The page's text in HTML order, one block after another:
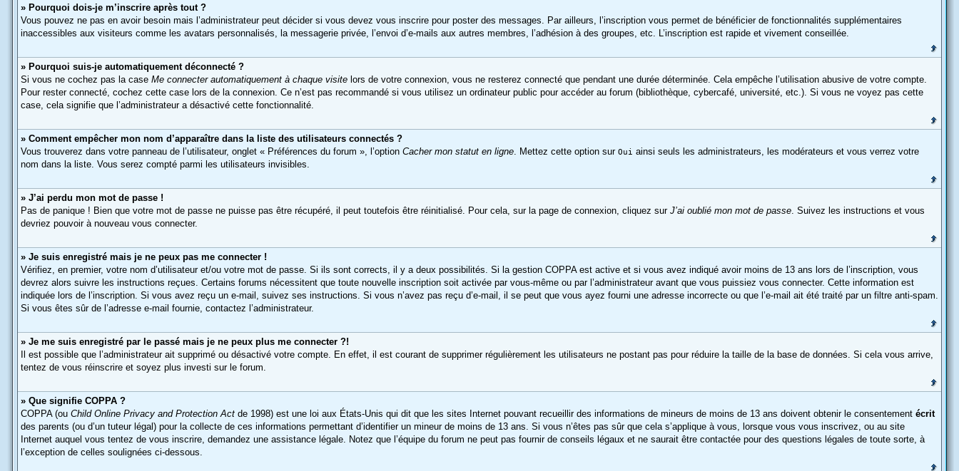
» Pourquoi dois-je m’inscrire après tout ?
Vous pouvez ne pas en avoir besoin mais l’administrateur peut décider si vous devez vous inscrire pour poster des messages. Par ailleurs, l’inscription vous permet de bénéficier de fonctionnalités supplémentaires
inaccessibles aux visiteurs comme les avatars personnalisés, la messagerie privée, l’envoi d’e-mails aux autres membres, l’adhésion à des groupes, etc. L’inscription est rapide et vivement conseillée.
» Pourquoi suis-je automatiquement déconnecté ?
Si vous ne cochez pas la case Me connecter automatiquement à chaque visite lors de votre connexion, vous ne resterez connecté que pendant une durée déterminée. Cela empêche l’utilisation abusive de votre compte.
Pour rester connecté, cochez cette case lors de la connexion. Ce n’est pas recommandé si vous utilisez un ordinateur public pour accéder au forum (bibliothèque, cybercafé, université, etc.). Si vous ne voyez pas cette
case, cela signifie que l’administrateur a désactivé cette fonctionnalité.
» Comment empêcher mon nom d’apparaître dans la liste des utilisateurs connectés ?
Vous trouverez dans votre panneau de l’utilisateur, onglet « Préférences du forum », l’option Cacher mon statut en ligne. Mettez cette option sur Oui ainsi seuls les administrateurs, les modérateurs et vous verrez votre
nom dans la liste. Vous serez compté parmi les utilisateurs invisibles.
» J’ai perdu mon mot de passe !
Pas de panique ! Bien que votre mot de passe ne puisse pas être récupéré, il peut toutefois être réinitialisé. Pour cela, sur la page de connexion, cliquez sur J’ai oublié mon mot de passe. Suivez les instructions et vous
devriez pouvoir à nouveau vous connecter.
» Je suis enregistré mais je ne peux pas me connecter !
Vérifiez, en premier, votre nom d’utilisateur et/ou votre mot de passe. Si ils sont corrects, il y a deux possibilités. Si la gestion COPPA est active et si vous avez indiqué avoir moins de 13 ans lors de l’inscription, vous
devrez alors suivre les instructions reçues. Certains forums nécessitent que toute nouvelle inscription soit activée par vous-même ou par l’administrateur avant que vous puissiez vous connecter. Cette information est
indiquée lors de l’inscription. Si vous avez reçu un e-mail, suivez ses instructions. Si vous n’avez pas reçu d’e-mail, il se peut que vous ayez fourni une adresse incorrecte ou que l’e-mail ait été traité par un filtre anti-spam.
Si vous êtes sûr de l’adresse e-mail fournie, contactez l’administrateur.
» Je me suis enregistré par le passé mais je ne peux plus me connecter ?!
Il est possible que l’administrateur ait supprimé ou désactivé votre compte. En effet, il est courant de supprimer régulièrement les utilisateurs ne postant pas pour réduire la taille de la base de données. Si cela vous arrive,
tentez de vous réinscrire et soyez plus investi sur le forum.
» Que signifie COPPA ?
COPPA (ou Child Online Privacy and Protection Act de 1998) est une loi aux États-Unis qui dit que les sites Internet pouvant recueillir des informations de mineurs de moins de 13 ans doivent obtenir le consentement écrit
des parents (ou d’un tuteur légal) pour la collecte de ces informations permettant d’identifier un mineur de moins de 13 ans. Si vous n’êtes pas sûr que cela s’applique à vous, lorsque vous vous inscrivez, ou au site
Internet auquel vous tentez de vous inscrire, demandez une assistance légale. Notez que l’équipe du forum ne peut pas fournir de conseils légaux et ne saurait être contactée pour des questions légales de toute sorte, à
l’exception de celles soulignées ci-dessous.